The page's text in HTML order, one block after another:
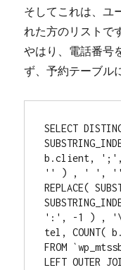
そしてこれは、ユ
れた方のリストで
やはり、電話番号
ず、予約テーブル
SELECT
b.client,
'' ) , ' ', '' )
REPLACE(
':', -1 ) ,
tel, COUNT(
FROM
LEFT OUTER